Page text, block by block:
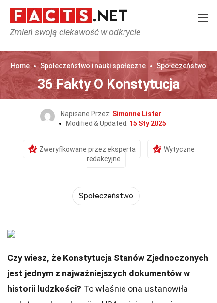
Zmień swoją ciekawość w odkrycie
Home Społeczeństwo i nauki społeczne Społeczeństwo
36 Fakty O Konstytucja
Napisane Przez: Simonne Lister
Modified & Updated: 15 Sty 2025
Zweryfikowane przez eksperta
Wytyczne
redakcyjne
Społeczeństwo
Czy wiesz, że Konstytucja Stanów Zjednoczonych
jest jednym z najważniejszych dokumentów w
historii ludzkości? To właśnie ona ustanowiła